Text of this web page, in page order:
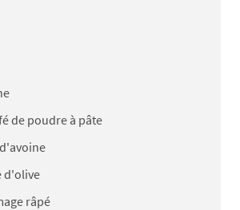
de poudre à pâte
d'olive
râpé